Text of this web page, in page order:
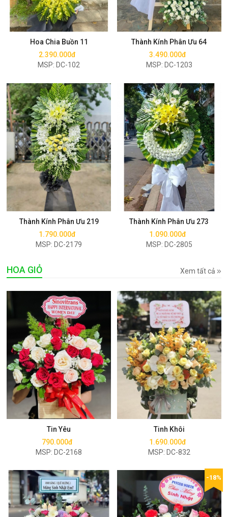
Hoa Chia Buồn 11
2.390.000đ
MSP: DC-102
Mua ngay
Thành Kính Phân Ưu 64
3.490.000đ
MSP: DC-1203
Mua ngay
Thành Kính Phân Ưu 219
1.790.000đ
MSP: DC-2179
Mua ngay
Thành Kính Phân Ưu 273
1.090.000đ
MSP: DC-2805
Mua ngay
HOA GIỎ Xem tất cả
Tin Yêu
790.000đ
MSP: DC-2168
Mua ngay
Tinh Khôi
1.690.000đ
MSP: DC-832
Mua ngay
-18%